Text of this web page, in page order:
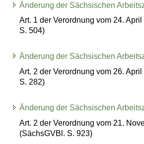
Änderung der Sächsischen
Art. 1 der Verordnung vom 24.
S. 504)
Änderung der Sächsischen
Art. 2 der Verordnung vom 26.
S. 282)
Änderung der Sächsischen
Art. 2 der Verordnung vom 21.
(SächsGVBl. S. 923)